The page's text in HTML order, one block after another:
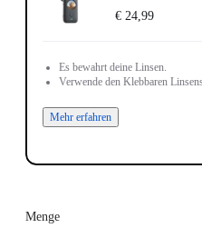
€ 24,99
Es bewahrt deine Linsen.
Verwende den Klebbaren
Mehr erfahren
Menge